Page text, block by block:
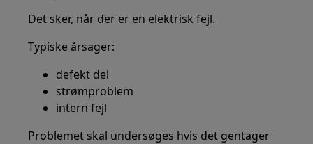
Det sker, når der er en elektrisk fejl.
Typiske årsager:
defekt del
strømproblem
intern fejl
Problemet skal undersøges hvis det gentager